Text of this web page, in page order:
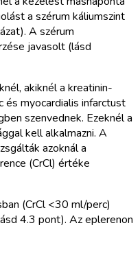
a szérum káliumszint
A szérum
javasolt (lásd
akiknél a kreatinin-
és myocardialis infarctust
szenvednek. Ezeknél a
kell alkalmazni. A
azoknál a
(CrCl) értéke
(CrCl <30 ml/perc)
4.3 pont). Az eplerenon